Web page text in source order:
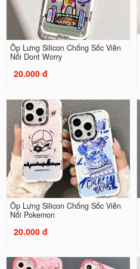
Ốp Lưng Silicon Chống Sốc Viền
Nổi Dont Worry
20.000 đ
Ốp Lưng Silicon Chống Sốc Viền
Nổi Pokemon
20.000 đ